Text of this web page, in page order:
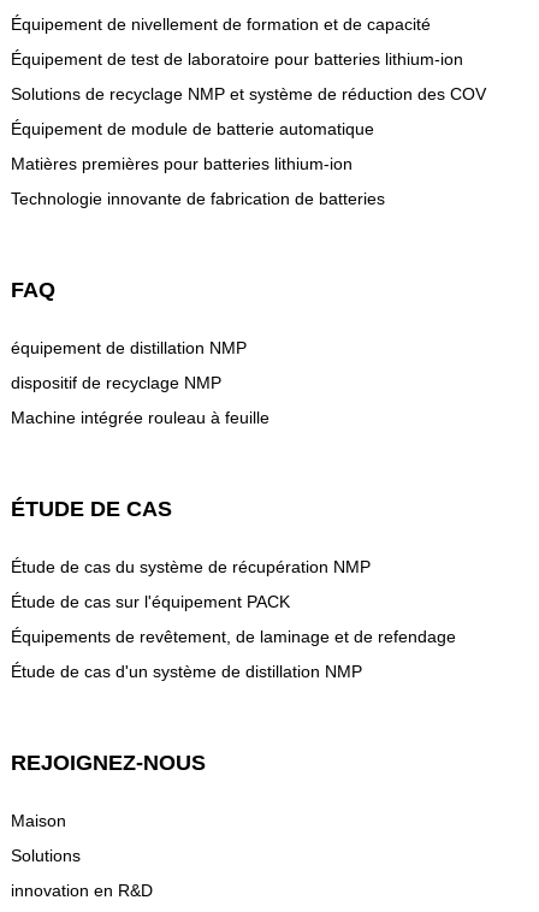
Équipement de nivellement de formation et de capacité
Équipement de test de laboratoire pour batteries lithium-ion
Solutions de recyclage NMP et système de réduction des COV
Équipement de module de batterie automatique
Matières premières pour batteries lithium-ion
Technologie innovante de fabrication de batteries
FAQ
équipement de distillation NMP
dispositif de recyclage NMP
Machine intégrée rouleau à feuille
ÉTUDE DE CAS
Étude de cas du système de récupération NMP
Étude de cas sur l'équipement PACK
Équipements de revêtement, de laminage et de refendage
Étude de cas d'un système de distillation NMP
REJOIGNEZ-NOUS
Maison
Solutions
innovation en R&D